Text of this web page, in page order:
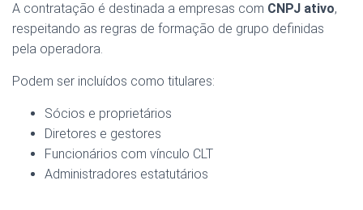
A contratação é destinada a empresas com CNPJ ativo,
respeitando as regras de formação de grupo definidas
pela operadora.
Podem ser incluídos como titulares:
Sócios e proprietários
Diretores e gestores
Funcionários com vínculo CLT
Administradores estatutários